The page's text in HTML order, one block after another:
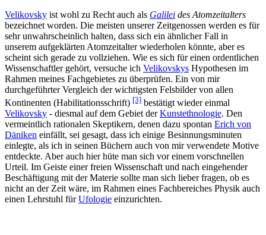
Velikovsky ist wohl zu Recht auch als Galilei des Atomzeitalters
bezeichnet worden. Die meisten unserer Zeitgenossen werden es für
sehr unwahrscheinlich halten, dass sich ein ähnlicher Fall in
unserem aufgeklärten Atomzeitalter wiederholen könnte, aber es
scheint sich gerade zu vollziehen. Wie es sich für einen ordentlichen
Wissenschaftler gehört, versuche ich Velikovskys Hypothesen im
Rahmen meines Fachgebietes zu überprüfen. Ein von mir
durchgeführter Vergleich der wichtigsten Felsbilder von allen
Kontinenten (Habilitationsschrift) [3] bestätigt wieder einmal
Velikovsky - diesmal auf dem Gebiet derKunstethnologie. Den
vermeintlich rationalen Skeptikern, denen dazu spontan Erich von
Däniken einfällt, sei gesagt, dass ich einige Besinnungsminuten
einlegte, als ich in seinen Büchern auch von mir verwendete Motive
entdeckte. Aber auch hier hüte man sich vor einem vorschnellen
Urteil. Im Geiste einer freien Wissenschaft und nach eingehender
Beschäftigung mit der Materie sollte man sich lieber fragen, ob es
nicht an der Zeit wäre, im Rahmen eines Fachbereiches Physik auch
einen Lehrstuhl fürUfologie einzurichten.